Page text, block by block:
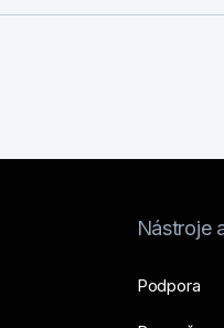
Nástroje
Podpora